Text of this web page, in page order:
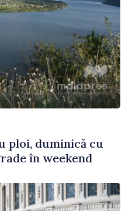
ploi, duminică cu
în weekend